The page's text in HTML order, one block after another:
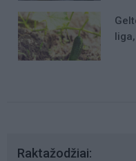
Raktažodžiai